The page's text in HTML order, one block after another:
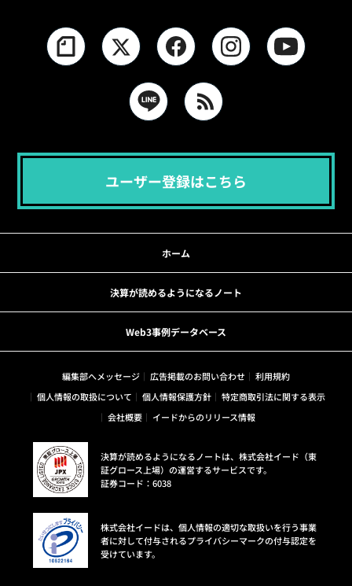
ユーザー登録はこちら
ホーム
決算が読めるようになるノート
Web3事例データベース
編集部へメッセージ 広告掲載のお問い合わせ
利用規約
個人情報の取扱について
個人情報保護方針
特定商取引法に関する表示
会社概要
イードからのリリース情報
決算が読めるようになるノートは、株式会社イード（東
証グロース上場）の運営するサービスです。
証券コード：6038
株式会社イードは、個人情報の適切な取扱いを行う事業
者に対して付与されるプライバシーマークの付与認定を
受けています。